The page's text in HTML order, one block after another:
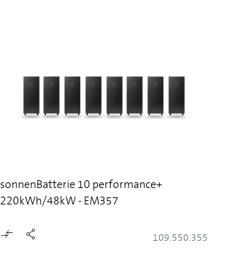
sonnenBatterie 10 performance+
220kWh/48kW - EM357
109.550.355